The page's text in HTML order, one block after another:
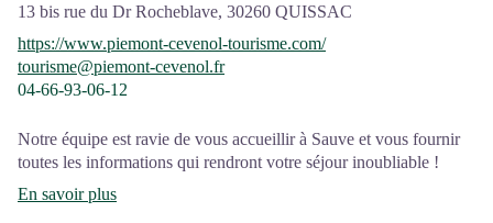
13 bis rue du Dr Rocheblave, 30260 QUISSAC
https://www.piemont-cevenol-tourisme.com/
tourisme@piemont-cevenol.fr
04-66-93-06-12
Notre équipe est ravie de vous accueillir à Sauve et vous fournir
toutes les informations qui rendront votre séjour inoubliable !
En savoir plus